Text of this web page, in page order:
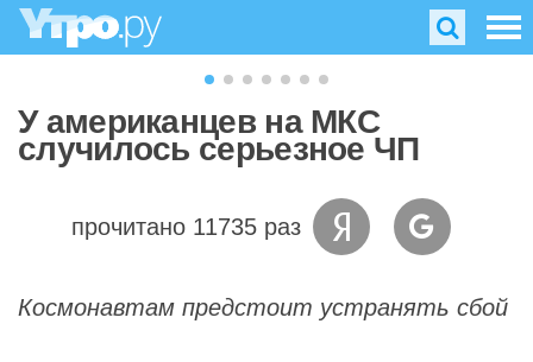
У американцев на МКС
случилось серьезное ЧП
прочитано 11735 раз
Космонавтам предстоит устранять сбой